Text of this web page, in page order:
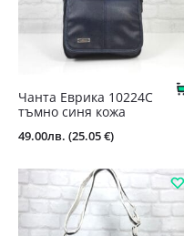
Чанта Еврика 10224С
тъмно синя кожа
49.00лв. (25.05 €)